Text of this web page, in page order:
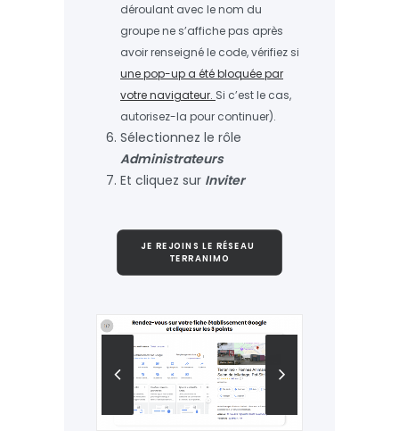
déroulant avec le nom du
groupe ne s’affiche pas après
avoir renseigné le code, vérifiez si
une pop-up a été bloquée par
votre navigateur. Si c’est le cas,
autorisez-la pour continuer).
Sélectionnez le rôle
Administrateurs
Et cliquez sur Inviter
JE REJOINS LE RÉSEAU
TERRANIMO